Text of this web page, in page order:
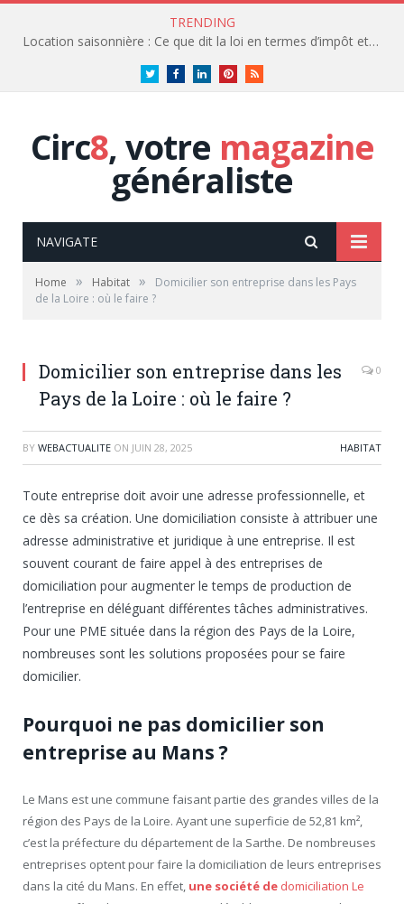
TRENDING
Location saisonnière : Ce que dit la loi en termes d’impôt et de fiscalité
TwitterFacebookLinkedInPinterestRSS
Circ8, votre magazine
généraliste
NAVIGATE
Home » Habitat »
Domicilier son entreprise dans les Pays
de la Loire : où le faire ?
Domicilier son entreprise dans les
Pays de la Loire : où le faire ?
0
BY WEBACTUALITE ON JUIN 28, 2025 HABITAT
Toute entreprise doit avoir une adresse professionnelle, et
ce dès sa création. Une domiciliation consiste à attribuer une
adresse administrative et juridique à une entreprise. Il est
souvent courant de faire appel à des entreprises de
domiciliation pour augmenter le temps de production de
l’entreprise en déléguant différentes tâches administratives.
Pour une PME située dans la région des Pays de la Loire,
nombreuses sont les solutions proposées pour se faire
domicilier.
Pourquoi ne pas domicilier son
entreprise au Mans ?
Le Mans est une commune faisant partie des grandes villes de la
région des Pays de la Loire. Ayant une superficie de 52,81 km²,
c’est la préfecture du département de la Sarthe. De nombreuses
entreprises optent pour faire la domiciliation de leurs entreprises
dans la cité du Mans. En effet, une société de domiciliation Le